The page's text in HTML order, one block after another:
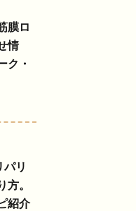
膜ロ
情
ク・
パリ
。
紹介